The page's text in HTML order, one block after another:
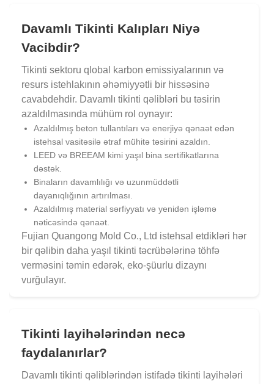
Davamlı Tikinti Kalıpları Niyə
Vacibdir?
Tikinti sektoru qlobal karbon emissiyalarının və
resurs istehlakının əhəmiyyətli bir hissəsinə
cavabdehdir. Davamlı tikinti qəlibləri bu təsirin
azaldılmasında mühüm rol oynayır:
Azaldılmış beton tullantıları və enerjiyə qənaət edən
istehsal vasitəsilə ətraf mühitə təsirini azaldın.
LEED və BREEAM kimi yaşıl bina sertifikatlarına
dəstək.
Binaların davamlılığı və uzunmüddətli
dayanıqlığının artırılması.
Azaldılmış material sərfiyyatı və yenidən işləmə
nəticəsində qənaət.
Fujian Quangong Mold Co., Ltd istehsal etdikləri hər
bir qəlibin daha yaşıl tikinti təcrübələrinə töhfə
verməsini təmin edərək, eko-şüurlu dizaynı
vurğulayır.
Tikinti layihələrindən necə
faydalanırlar?
Davamlı tikinti qəliblərindən istifadə tikinti layihələri